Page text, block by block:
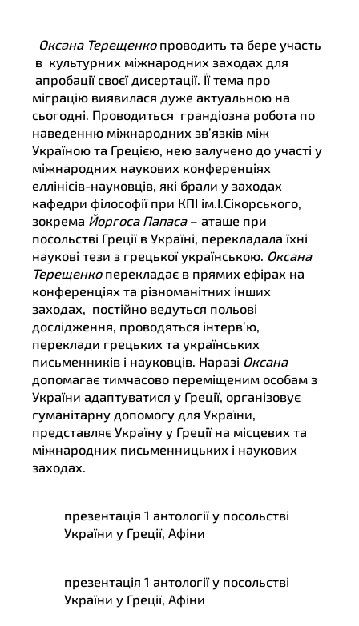
Оксана Терещенкопроводить та бере участь
в культурних міжнародних заходах для
апробації своєї дисертації. Її тема про
міграцію виявилася дуже актуальною на
сьогодні. Проводиться грандіозна робота по
наведенню міжнародних зв’язків між
Україною та Грецією, нею залучено до участі у
міжнародних наукових конференціях
еллінісів-науковців, які брали у заходах
кафедри філософії при КПІ ім.І.Сікорського,
зокрема Йоргоса Папаса – аташе при
посольстві Греції в Україні, перекладала їхні
наукові тези з грецької українською. Оксана
Терещенкоперекладає в прямих ефірах на
конференціях та різноманітних інших
заходах, постійно ведуться польові
дослідження, проводяться інтерв’ю,
переклади грецьких та українських
письменників і науковців. Наразі Оксана
допомагає тимчасово переміщеним особам з
України адаптуватися у Греції, організовує
гуманітарну допомогу для України,
представляє Україну у Греції на місцевих та
міжнародних письменницьких і наукових
заходах.
презентація 1 антології у посольстві
України у Греції, Афіни
презентація 1 антології у посольстві
України у Греції, Афіни